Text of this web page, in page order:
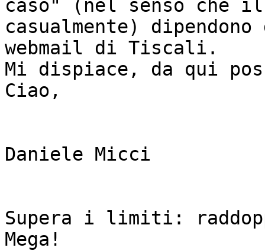
caso" (nel senso che
casualmente)
webmail di Tiscali.
Mi dispiace, da qui
Ciao,
Daniele Micci
Supera i limiti:
Mega!